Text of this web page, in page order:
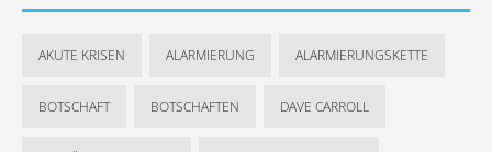
AKUTE KRISEN ALARMIERUNG ALARMIERUNGSKETTE
BOTSCHAFT BOTSCHAFTEN DAVE CARROLL